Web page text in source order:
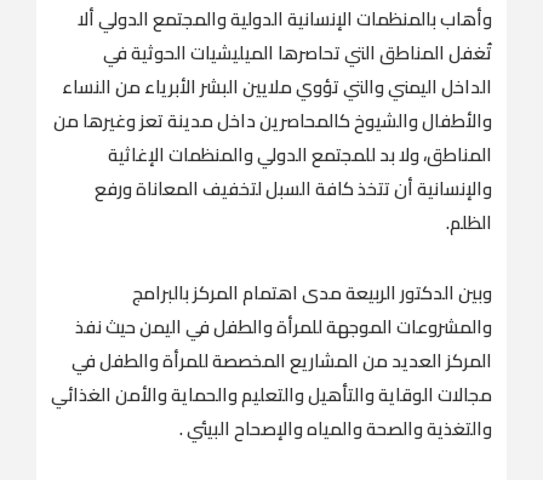
وأهاب بالمنظمات الإنسانية الدولية والمجتمع الدولي ألا
تُغفل المناطق التي تحاصرها الميليشيات الحوثية في
الداخل اليمني والتي تؤوي ملايين البشر الأبرياء من النساء
والأطفال والشيوخ كالمحاصرين داخل مدينة تعز وغيرها من
المناطق، ولا بد للمجتمع الدولي والمنظمات الإغاثية
والإنسانية أن تتخذ كافة السبل لتخفيف المعاناة ورفع
الظلم.
وبين الدكتور الربيعة مدى اهتمام المركز بالبرامج
والمشروعات الموجهة للمرأة والطفل في اليمن حيث نفذ
المركز العديد من المشاريع المخصصة للمرأة والطفل في
مجالات الوقاية والتأهيل والتعليم والحماية والأمن الغذائي
والتغذية والصحة والمياه والإصحاح البيئي .